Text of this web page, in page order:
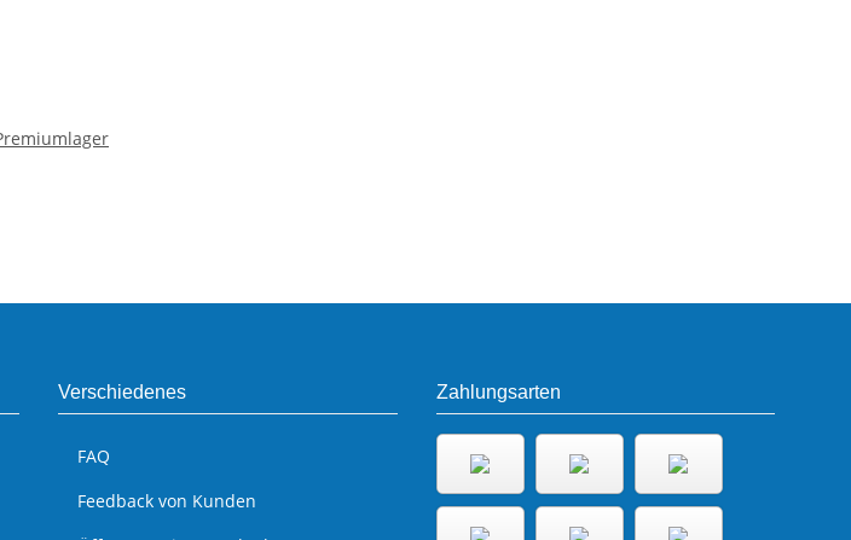
Verschiedenes
FAQ
Feedback von Kunden
Zahlungsarten